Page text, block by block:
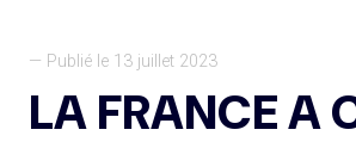
— Publié le 13 juillet 2023
LA FRANCE A